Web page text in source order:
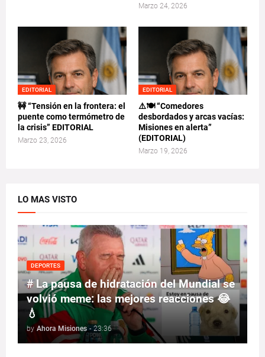
Marzo 24, 2026
EDITORIAL
🚧 “Tensión en la frontera: el
puente como termómetro de
la crisis” EDITORIAL
Marzo 23, 2026
EDITORIAL
⚠️🍽️ “Comedores
desbordados y arcas vacías:
Misiones en alerta”
(EDITORIAL)
Marzo 19, 2026
LO MAS VISTO
DEPORTES
# La pausa de hidratación del Mundial se
volvió meme: las mejores reacciones 😂
💧
by Ahora Misiones - 23:36